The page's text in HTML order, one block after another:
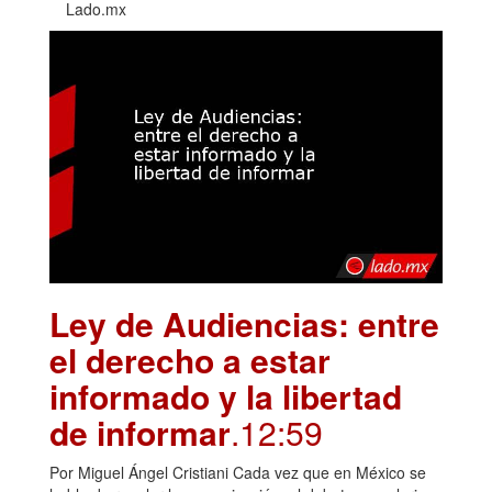
Lado.mx
Ley de Audiencias: entre
el derecho a estar
informado y la libertad
de informar.12:59
Por Miguel Ángel Cristiani Cada vez que en México se